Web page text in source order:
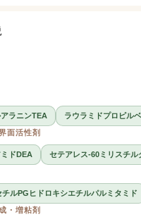
ラニンTEA
ラウラミドプロピル
面活性剤
ドDEA
セテアレス-60ミリスチル
チルPGヒドロキシエチルパルミタミド
・増粘剤